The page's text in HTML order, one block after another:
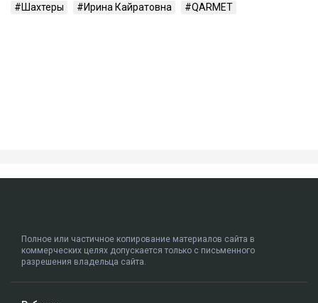
Шахтеры
Ирина Кайратовна QARMET
Полное или частичное копирование материалов сайта в
коммерческих целях допускается только с письменного
разрешения владельца сайта.